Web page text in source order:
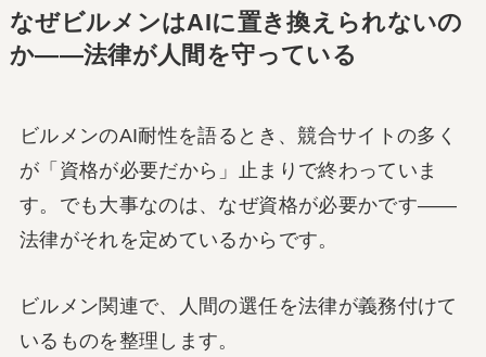
なぜビルメンはAIに置き換えられないの
か——法律が人間を守っている
ビルメンのAI耐性を語るとき、競合サイトの多く
が「資格が必要だから」止まりで終わっていま
す。でも大事なのは、なぜ資格が必要かです——
法律がそれを定めているからです。
ビルメン関連で、人間の選任を法律が義務付けて
いるものを整理します。